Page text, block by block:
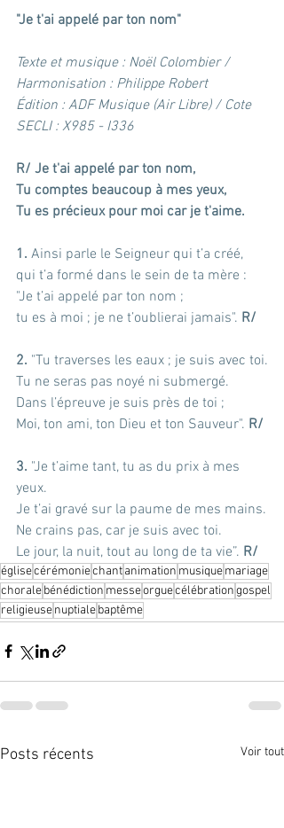
"Je t'ai appelé par ton nom"
Texte et musique : Noël Colombier /
Harmonisation : Philippe Robert
Édition : ADF Musique (Air Libre) / Cote
SECLI : X985 - I336
R/ Je t'ai appelé par ton nom,
Tu comptes beaucoup à mes yeux,
Tu es précieux pour moi car je t'aime.
1. Ainsi parle le Seigneur qui t’a créé,
qui t’a formé dans le sein de ta mère :
"Je t’ai appelé par ton nom ;
tu es à moi ; je ne t’oublierai jamais". R/
2. "Tu traverses les eaux ; je suis avec toi.
Tu ne seras pas noyé ni submergé.
Dans l’épreuve je suis près de toi ;
Moi, ton ami, ton Dieu et ton Sauveur". R/
3. "Je t’aime tant, tu as du prix à mes
yeux.
Je t’ai gravé sur la paume de mes mains.
Ne crains pas, car je suis avec toi.
Le jour, la nuit, tout au long de ta vie”. R/
églisecérémoniechantanimation musiquemariage
choralebénédiction messeorguecélébrationgospel
religieusenuptialebaptême
Posts récents Voir tout